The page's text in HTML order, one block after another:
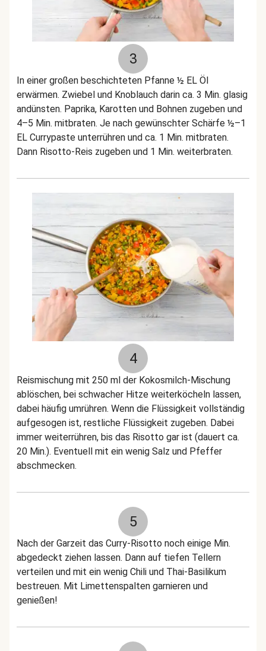
3
In einer großen beschichteten Pfanne ½ EL Öl
erwärmen. Zwiebel und Knoblauch darin ca. 3 Min. glasig
andünsten. Paprika, Karotten und Bohnen zugeben und
4–5 Min. mitbraten. Je nach gewünschter Schärfe ½–1
EL Currypaste unterrühren und ca. 1 Min. mitbraten.
Dann Risotto-Reis zugeben und 1 Min. weiterbraten.
4
Reismischung mit 250 ml der Kokosmilch-Mischung
ablöschen, bei schwacher Hitze weiterköcheln lassen,
dabei häufig umrühren. Wenn die Flüssigkeit vollständig
aufgesogen ist, restliche Flüssigkeit zugeben. Dabei
immer weiterrühren, bis das Risotto gar ist (dauert ca.
20 Min.). Eventuell mit ein wenig Salz und Pfeffer
abschmecken.
5
Nach der Garzeit das Curry-Risotto noch einige Min.
abgedeckt ziehen lassen. Dann auf tiefen Tellern
verteilen und mit ein wenig Chili und Thai-Basilikum
bestreuen. Mit Limettenspalten garnieren und
genießen!